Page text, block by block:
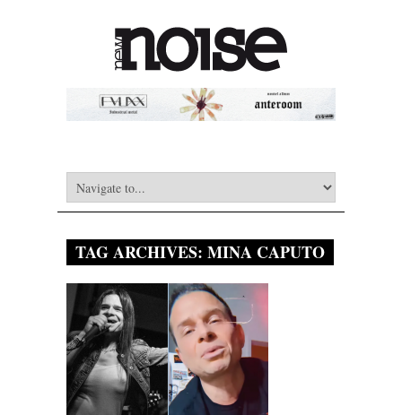
TAG ARCHIVES: MINA CAPUTO